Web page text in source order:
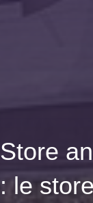
Store
: le